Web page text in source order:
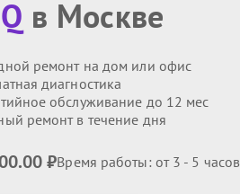
в Москве
ремонт на дом или офис
диагностика
обслуживание до 12 мес
ремонт в течение дня
₽Время работы: от 3 - 5 часов